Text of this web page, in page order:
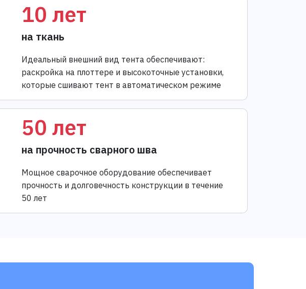
10 лет
на ткань
Идеальный внешний вид тента обеспечивают:
раскройка на плоттере и высокоточные установки,
которые сшивают тент в автоматическом режиме
50 лет
на прочность сварного шва
Мощное сварочное оборудование обеспечивает
прочность и долговечность конструкции в течение
50 лет